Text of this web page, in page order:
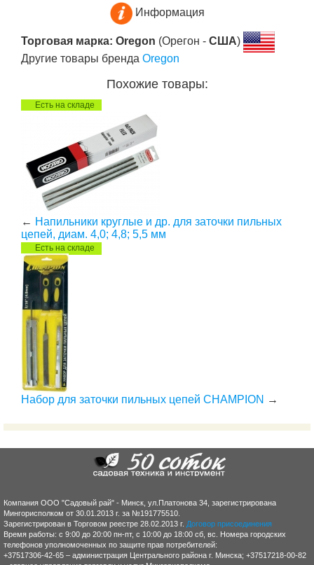
Информация
Торговая марка: Oregon (Орегон - США)
Другие товары бренда Oregon
Похожие товары:
Есть на складе
← Напильники круглые и др. для заточки пильных
цепей, диам. 4,0; 4,8; 5,5 мм
Есть на складе
Набор для заточки пильных цепей CHAMPION →
Компания ООО "Садовый рай" - Минск, ул.Платонова 34, зарегистрирована
Мингорисполком от 30.01.2013 г. за №191775510.
Зарегистрирован в Торговом реестре 28.02.2013 г. Договор присоединения
Время работы: с 9:00 до 20:00 пн-пт, с 10:00 до 18:00 сб, вс. Номера городских
телефонов уполномоченных по защите прав потребителей:
+37517306-42-65 – администрация Центрального района г. Минска; +37517218-00-82